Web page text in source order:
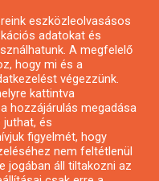
eszközleolvasásos
adatokat és
A megfelelő
hogy mi és a
végezzünk.
kattintva
hozzájárulás megadása
és
figyelmét, hogy
nem feltétlenül
jogában áll tiltakozni az